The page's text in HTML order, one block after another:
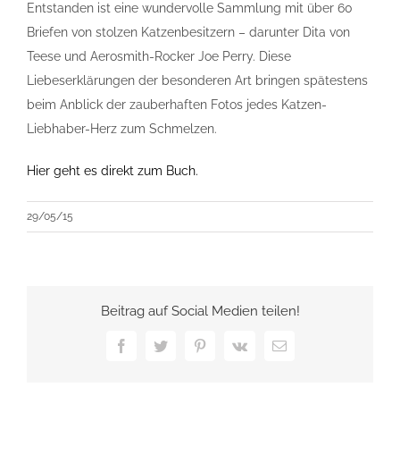
Entstanden ist eine wundervolle Sammlung mit über 60
Briefen von stolzen Katzenbesitzern – darunter Dita von
Teese und Aerosmith-Rocker Joe Perry. Diese
Liebeserklärungen der besonderen Art bringen spätestens
beim Anblick der zauberhaften Fotos jedes Katzen-
Liebhaber-Herz zum Schmelzen.
Hier geht es direkt zum Buch.
29/05/15
Beitrag auf Social Medien teilen!
FacebookTwitterPinterest
Vk
E-